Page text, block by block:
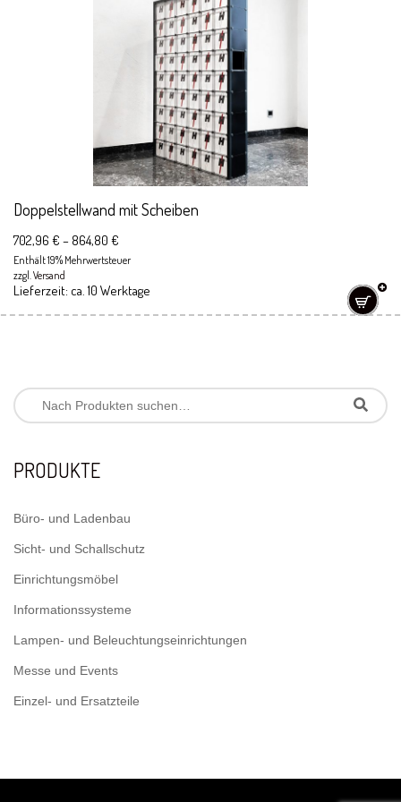
Doppelstellwand mit Scheiben
702,96 € – 864,80 €
Enthält 19% Mehrwertsteuer
zzgl.Versand
Lieferzeit: ca. 10 Werktage
PRODUKTE
Büro- und Ladenbau
Sicht- und Schallschutz
Einrichtungsmöbel
Informationssysteme
Lampen- und Beleuchtungseinrichtungen
Messe und Events
Einzel- und Ersatzteile